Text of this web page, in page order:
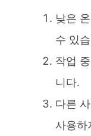
낮은
수 있
작업
니다.
다른
사용하